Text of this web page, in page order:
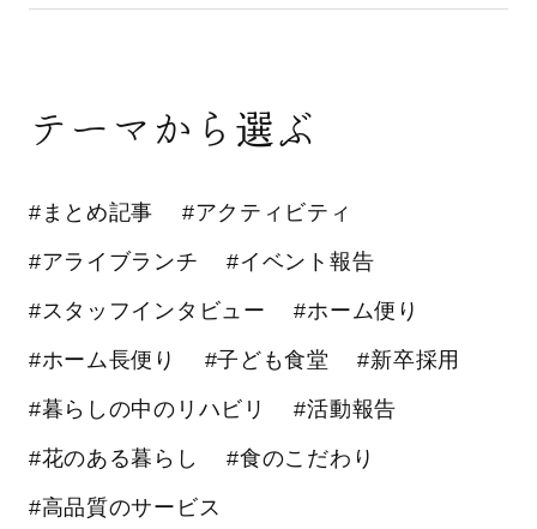
テーマから選ぶ
#まとめ記事 #アクティビティ
#アライブランチ #イベント報告
#スタッフインタビュー #ホーム便り
#ホーム長便り #子ども食堂 #新卒採用
#暮らしの中のリハビリ #活動報告
#花のある暮らし #食のこだわり
#高品質のサービス